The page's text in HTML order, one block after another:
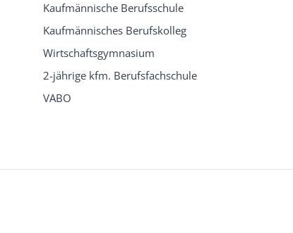
Kaufmännische Berufsschule
Kaufmännisches Berufskolleg
Wirtschaftsgymnasium
2-jährige kfm. Berufsfachschule
VABO